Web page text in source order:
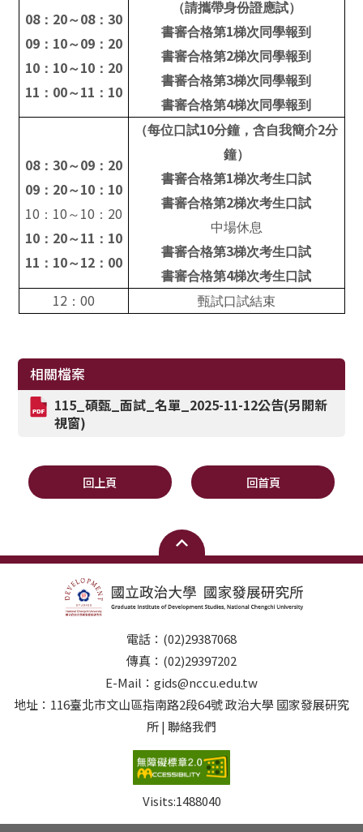
08： 20～08： 30
09： 10～09： 20
10： 10～10： 20
11 ： 00～11 ： 10
（請攜帶身份證應試）
書審合格第1梯次同學報到
書審合格第2梯次同學報到
書審合格第3梯次同學報到
書審合格第4梯次同學報到
08： 30～09： 20
09： 20～10： 10
10 ： 10 ～ 10 ： 20
10： 20～11 ： 10
11 ： 10～12： 00
（每位口試10分鐘，含自我簡介2分
鐘）
書審合格第1梯次考生口試
書審合格第2梯次考生口試
中場休息
書審合格第3梯次考生口試
書審合格第4梯次考生口試
12 ： 00 甄試口試結束
相關檔案
115_碩甄_面試_名單_2025-11-12公告(另開新
視窗)
回上頁 回首頁
電話：(02)29387068
傳真：(02)29397202
E-Mail：gids@nccu.edu.tw
地址：116臺北市文山區指南路2段64號 政治大學 國家發展研究
所 | 聯絡我們
Visits:1488040